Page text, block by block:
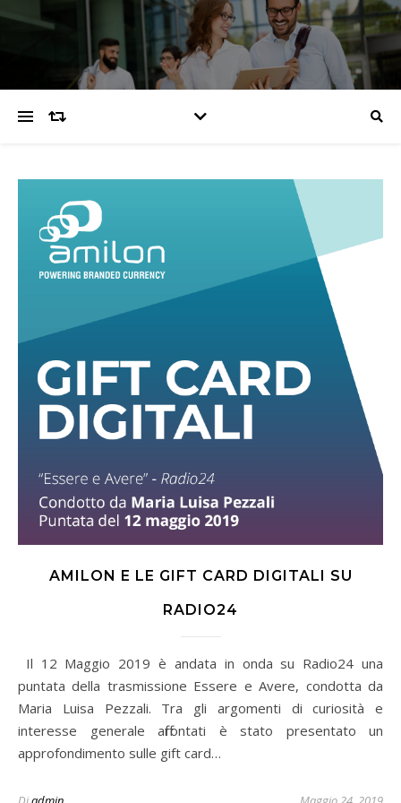
AMILON E LE GIFT CARD DIGITALI SU
RADIO24
puntata della trasmissione Essere e Avere, condotta da
Maria Luisa Pezzali. Tra gli argomenti di curiosità e
interesse generale affrontati è stato presentato un
approfondimento sulle gift card…